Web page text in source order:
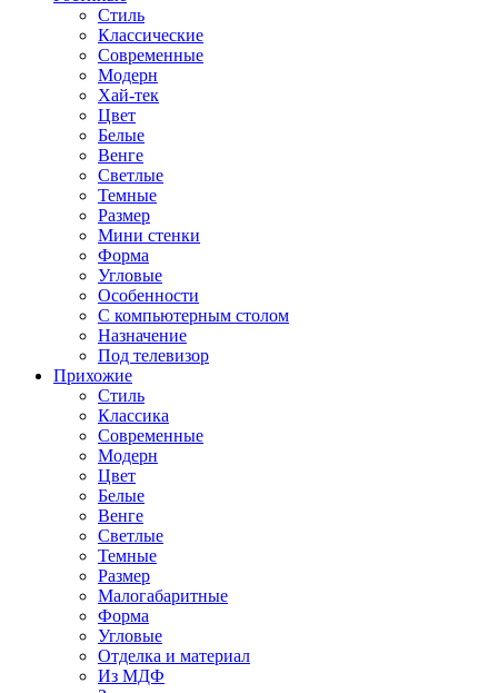
Стиль
Классические
Современные
Модерн
Хай-тек
Цвет
Белые
Венге
Светлые
Темные
Размер
Мини стенки
Форма
Угловые
Особенности
С компьютерным столом
Назначение
Под телевизор
Прихожие
Стиль
Классика
Современные
Модерн
Цвет
Белые
Венге
Светлые
Темные
Размер
Малогабаритные
Форма
Угловые
Отделка и материал
Из МДФ